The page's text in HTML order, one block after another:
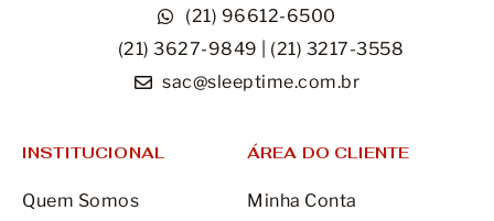
(21) 96612-6500
(21) 3627-9849 | (21) 3217-3558
sac@sleeptime.com.br
INSTITUCIONAL
Quem Somos
ÁREA DO CLIENTE
Minha Conta